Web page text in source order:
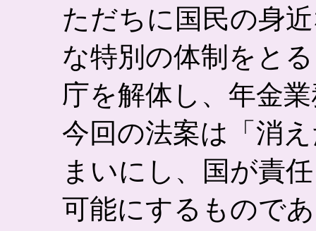
ただちに国民の身
な特別の体制をと
庁を解体し、年金
今回の法案は「消
まいにし、国が責
可能にするもので